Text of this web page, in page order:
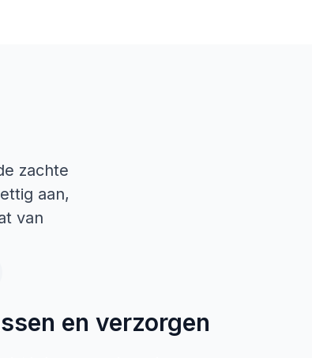
zachte
aan,
van
en verzorgen